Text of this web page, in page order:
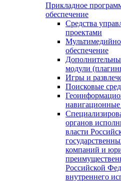
Прикладное
обеспечение
Средства
проектами
обеспечение
модули
Игры и
Поисковые
навигационные
органов
власти
компаний и
Российской
внутреннего